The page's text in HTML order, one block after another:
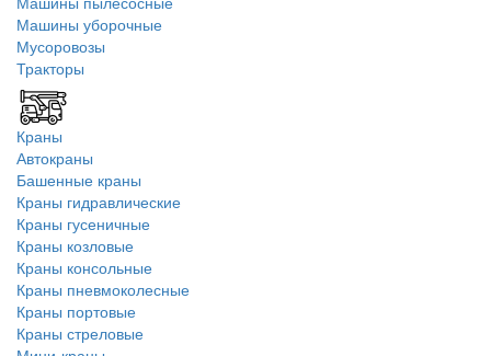
Машины уборочные
Мусоровозы
Тракторы
Краны
Автокраны
Башенные краны
Краны гидравлические
Краны гусеничные
Краны козловые
Краны консольные
Краны пневмоколесные
Краны портовые
Краны стреловые